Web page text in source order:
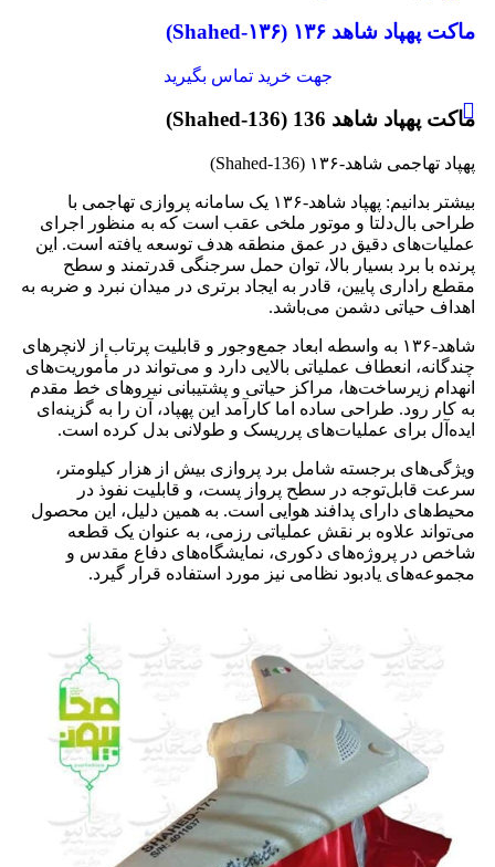
ماکت پهپاد شاهد ۱۳۶ (Shahed‑۱۳۶)
جهت خرید تماس بگیرید
ماکت پهپاد شاهد 136 (Shahed‑136)
پهپاد تهاجمی شاهد‑۱۳۶ (Shahed‑136)
بیشتر بدانیم: پهپاد شاهد‑۱۳۶ یک سامانه پروازی تهاجمی با
طراحی بال‌دلتا و موتور ملخی عقب است که به منظور اجرای
عملیات‌های دقیق در عمق منطقه هدف توسعه یافته است. این
پرنده با برد بسیار بالا، توان حمل سرجنگی قدرتمند و سطح
مقطع راداری پایین، قادر به ایجاد برتری در میدان نبرد و ضربه به
اهداف حیاتی دشمن می‌باشد.
شاهد‑۱۳۶ به واسطه ابعاد جمع‌وجور و قابلیت پرتاب از لانچرهای
چندگانه، انعطاف عملیاتی بالایی دارد و می‌تواند در مأموریت‌های
انهدام زیرساخت‌ها، مراکز حیاتی و پشتیبانی نیروهای خط مقدم
به کار رود. طراحی ساده اما کارآمد این پهپاد، آن را به گزینه‌ای
ایده‌آل برای عملیات‌های پرریسک و طولانی بدل کرده است.
ویژگی‌های برجسته شامل برد پروازی بیش از هزار کیلومتر،
سرعت قابل‌توجه در سطح پرواز پست، و قابلیت نفوذ در
محیط‌های دارای پدافند هوایی است. به همین دلیل، این محصول
می‌تواند علاوه بر نقش عملیاتی رزمی، به عنوان یک قطعه
شاخص در پروژه‌های دکوری، نمایشگاه‌های دفاع مقدس و
مجموعه‌های یادبود نظامی نیز مورد استفاده قرار گیرد.